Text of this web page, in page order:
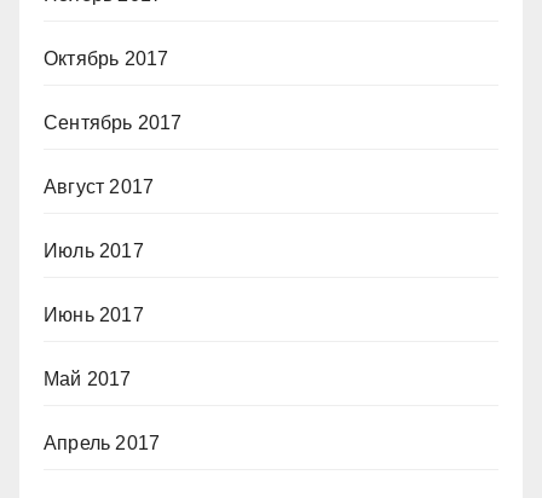
Октябрь 2017
Сентябрь 2017
Август 2017
Июль 2017
Июнь 2017
Май 2017
Апрель 2017